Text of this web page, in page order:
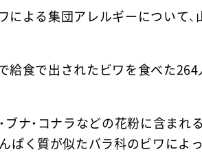
による集団アレルギーについて、
給食で出されたビワを食べた264
ナ・コナラなどの花粉に含まれ
ぱく質が似たバラ科のビワによ